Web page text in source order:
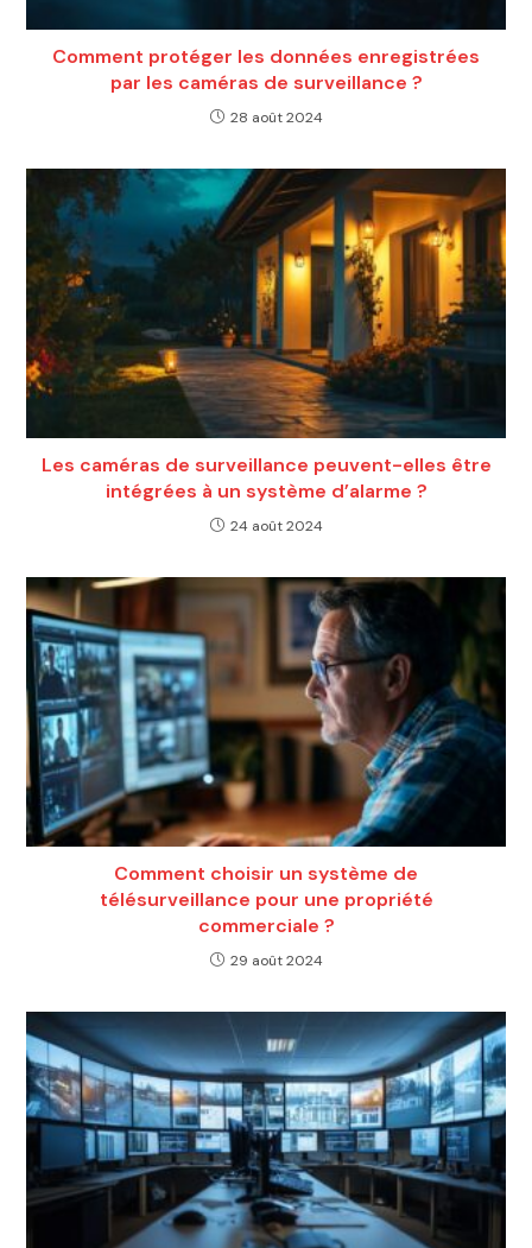
Comment protéger les données enregistrées
par les caméras de surveillance ?
28 août 2024
Les caméras de surveillance peuvent-elles être
intégrées à un système d’alarme ?
24 août 2024
Comment choisir un système de
télésurveillance pour une propriété
commerciale ?
29 août 2024